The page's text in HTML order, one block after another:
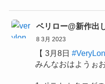
ベリロー@新作出
8 3月 2023
【 3月8日
みんなおはようぉ